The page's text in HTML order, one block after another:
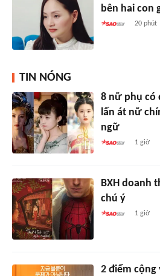
bên hai con
20 phút
TIN NÓNG
8 nữ phụ có
lấn át nữ
ngữ
1 giờ
BXH doanh
chú ý
1 giờ
2 điểm